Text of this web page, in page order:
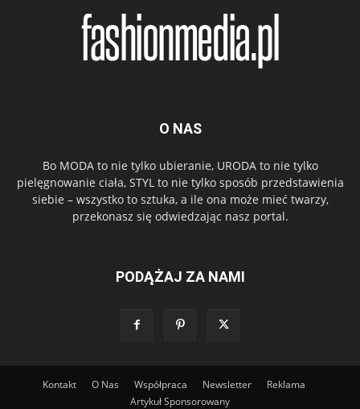
O NAS
Bo MODA to nie tylko ubieranie, URODA to nie tylko
pielęgnowanie ciała, STYL to nie tylko sposób przedstawienia
siebie – wszystko to sztuka, a ile ona może mieć twarzy,
przekonasz się odwiedzając nasz portal.
PODĄŻAJ ZA NAMI
Kontakt O Nas Współpraca Newsletter
Reklama
Artykuł Sponsorowany